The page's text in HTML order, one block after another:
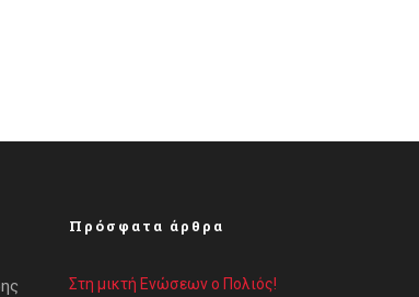
Πρόσφατα άρθρα
Στη μικτή Ενώσεων ο Πολιός!